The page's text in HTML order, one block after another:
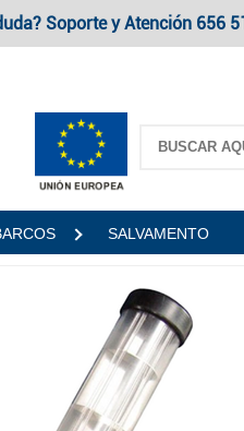
Soporte y Atención 656
SALVAMENTO